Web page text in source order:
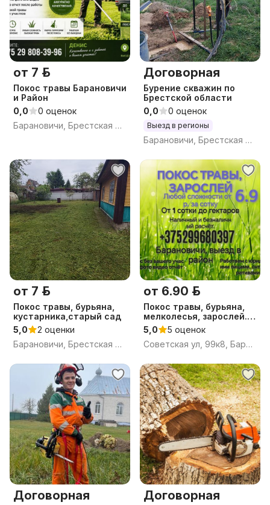
от 7 р.
Покос травы Барановичи
и Район
0,0
0 оценок
Барановичи, Брестская обл.
Договорная
Бурение скважин по
Брестской области
0,0
0 оценок
Выезд в регионы
Барановичи, Брестская обл.
от 7 р.
Покос травы, бурьяна,
кустарника,старый сад
5,0
2 оценки
Барановичи, Брестская обл.
от 6.90 р.
Покос травы, бурьяна,
мелколесья, зарослей.
Спил.
5,0
5 оценок
Советская ул, 99к8, Барановичи, Брестская область
Договорная Договорная